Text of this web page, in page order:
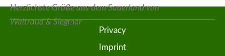
Herzlichste Grüße aus dem Sauerland von
Waltraud & Siegmar
Privacy
Imprint